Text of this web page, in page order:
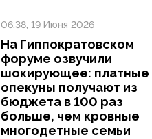
06:38, 19 Июня 2026
На Гиппократовском
форуме озвучили
шокирующее: платные
опекуны получают из
бюджета в 100 раз
больше, чем кровные
многодетные семьи